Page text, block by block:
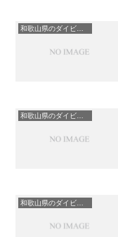
和歌山県のダイビングスポット・ポイント一覧
和歌山県のダイビングスポット・ポイント一覧
和歌山県のダイビングスポット・ポイント一覧